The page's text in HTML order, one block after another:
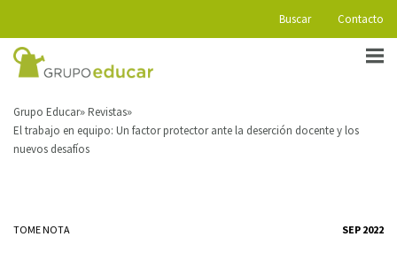
Buscar Contacto
Grupo Educar Revistas
El trabajo en equipo: Un factor protector ante la deserción docente y los
nuevos desafíos
TOME NOTA SEP 2022